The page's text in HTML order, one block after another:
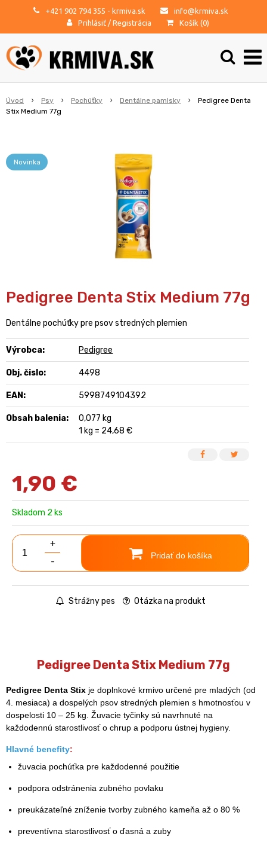
+421 902 794 355 - krmiva.sk
info@krmiva.sk
Prihlásiť / Registrácia Košík (0)
Úvod Psy Pochúťky Dentálne pamlsky
Pedigree Denta
Stix Medium 77g
Novinka
Pedigree Denta Stix Medium 77g
Dentálne pochúťky pre psov stredných plemien
Výrobca: Pedigree
Obj. čislo: 4498
EAN: 5998749104392
Obsah balenia:
0,077 kg
1 kg = 24,68 €
1,90 €
Skladom 2 ks
+
-
Pridať do košíka
Strážny pes Otázka na produkt
Pedigree Denta Stix Medium 77g
Pedigree Denta Stix je doplnkové krmivo určené pre mladých (od
4. mesiaca) a dospelých psov stredných plemien s hmotnosťou v
dospelosti 10 – 25 kg. Žuvacie tyčinky sú navrhnuté na
každodennú starostlivosť o chrup a podporu ústnej hygieny.
Hlavné benefity:
žuvacia pochúťka pre každodenné použitie
podpora odstránenia zubného povlaku
preukázateľné zníženie tvorby zubného kameňa až o 80 %
preventívna starostlivosť o ďasná a zuby